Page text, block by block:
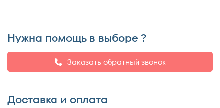
150x220
160x180
160x186
Нужна помощь в выборе ?
Заказать обратный звонок
Доставка и оплата